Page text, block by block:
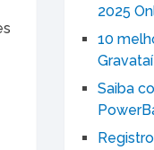
2025
10
Saiba